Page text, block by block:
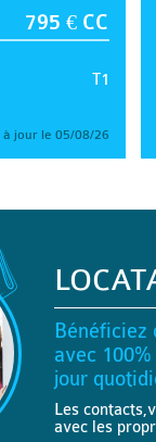
795 € CC
T1
à jour le 05/08/26
Bénéficiez
avec
jour
Les
avec les